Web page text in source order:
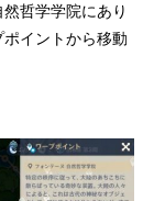
哲学学院にあり
イントから移動